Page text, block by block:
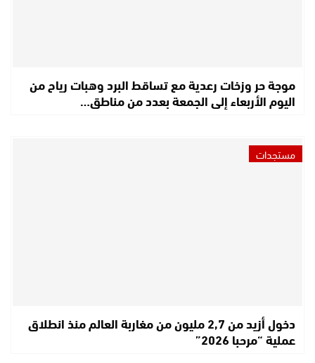
موجة حر وزخات رعدية مع تساقط البرد وهبات رياح من
اليوم الأربعاء إلى الجمعة بعدد من مناطق…
مستجدات
دخول أزيد من 2,7 مليون من مغاربة العالم منذ انطلاق
عملية “مرحبا 2026”